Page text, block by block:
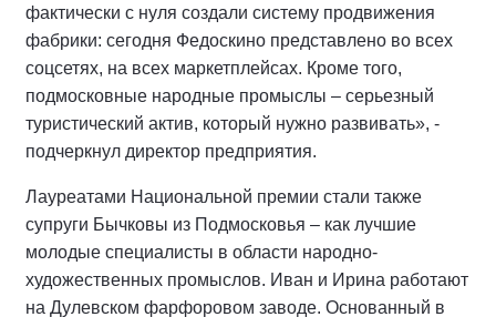
фактически с нуля создали систему продвижения
фабрики: сегодня Федоскино представлено во всех
соцсетях, на всех маркетплейсах. Кроме того,
подмосковные народные промыслы – серьезный
туристический актив, который нужно развивать», -
подчеркнул директор предприятия.
Лауреатами Национальной премии стали также
супруги Бычковы из Подмосковья – как лучшие
молодые специалисты в области народно-
художественных промыслов. Иван и Ирина работают
на Дулевском фарфоровом заводе. Основанный в